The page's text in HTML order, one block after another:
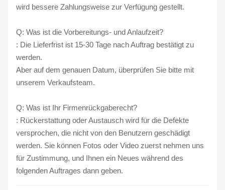
wird bessere Zahlungsweise zur Verfügung gestellt.
Q: Was ist die Vorbereitungs- und Anlaufzeit?
: Die Lieferfrist ist 15-30 Tage nach Auftrag bestätigt zu
werden.
Aber auf dem genauen Datum, überprüfen Sie bitte mit
unserem Verkaufsteam.
Q: Was ist Ihr Firmenrückgaberecht?
: Rückerstattung oder Austausch wird für die Defekte
versprochen, die nicht von den Benutzern geschädigt
werden. Sie können Fotos oder Video zuerst nehmen uns
für Zustimmung, und Ihnen ein Neues während des
folgenden Auftrages dann geben.